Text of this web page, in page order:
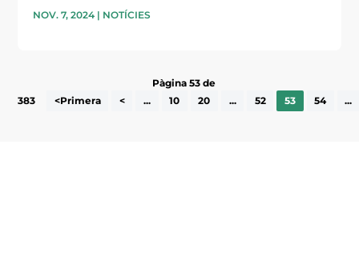
NOV. 7, 2024 | NOTÍCIES
Pàgina 53 de
383
<Primera < ... 10 20 ... 52 53 54 ...